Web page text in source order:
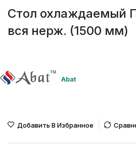
Стол охлаждаемый
вся нерж. (1500 мм)
Abat
Добавить В Избранное